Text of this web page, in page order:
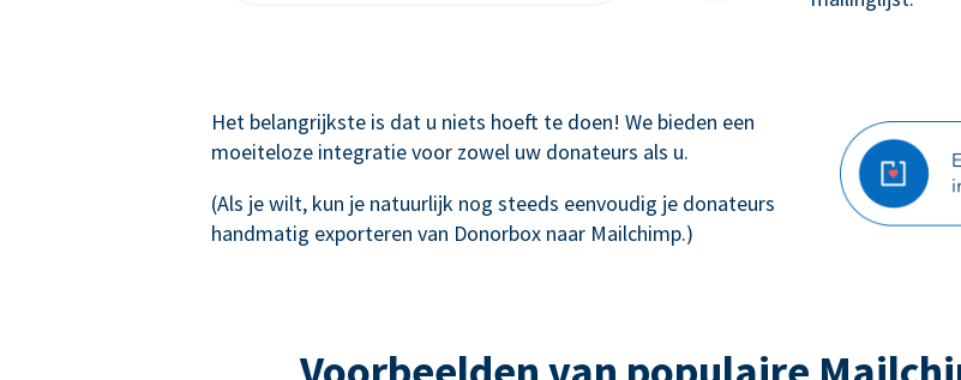
Het belangrijkste is dat u niets hoeft te doen! We bieden een
moeiteloze integratie voor zowel uw donateurs als u.
(Als je wilt, kun je natuurlijk nog steeds eenvoudig je donateurs
handmatig exporteren van Donorbox naar Mailchimp.)